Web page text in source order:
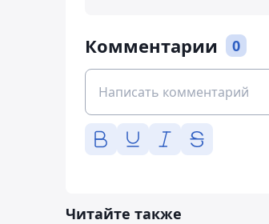
Комментарии 0
Читайте также